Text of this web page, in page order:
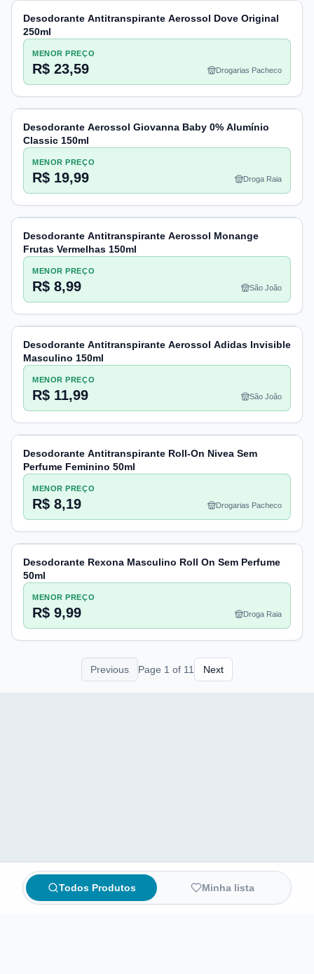
Desodorante Antitranspirante Aerossol Dove Original
250ml
MENOR PREÇO
R$ 23,59 Drogarias Pacheco
Desodorante Aerossol Giovanna Baby 0% Alumínio
Classic 150ml
MENOR PREÇO
R$ 19,99 Droga Raia
Desodorante Antitranspirante Aerossol Monange
Frutas Vermelhas 150ml
MENOR PREÇO
R$ 8,99 São João
Desodorante Antitranspirante Aerossol Adidas Invisible
Masculino 150ml
MENOR PREÇO
R$ 11,99 São João
Desodorante Antitranspirante Roll-On Nivea Sem
Perfume Feminino 50ml
MENOR PREÇO
R$ 8,19 Drogarias Pacheco
Desodorante Rexona Masculino Roll On Sem Perfume
50ml
MENOR PREÇO
R$ 9,99 Droga Raia
Previous Page 1 of 11 Next
Todos Produtos Minha lista